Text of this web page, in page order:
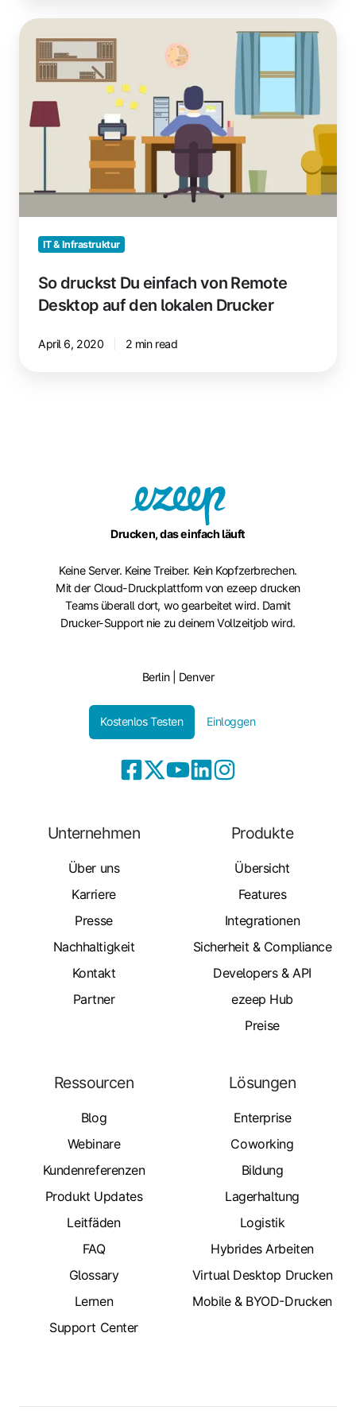
So
druckst
einfach
von
Remote
lokalen
Drucker
IT & Infrastruktur
So druckst Du einfach von Remote
Desktop auf den lokalen Drucker
April 6, 2020 2 min read
Drucken, das einfach läuft
Keine Server. Keine Treiber. Kein Kopfzerbrechen.
Mit der Cloud-Druckplattform von ezeep drucken
Teams überall dort, wo gearbeitet wird. Damit
Drucker-Support nie zu deinem Vollzeitjob wird.
Berlin | Denver
Kostenlos Testen Einloggen
Unternehmen
Über uns
Karriere
Presse
Nachhaltigkeit
Kontakt
Partner
Produkte
Übersicht
Features
Integrationen
Sicherheit & Compliance
Developers & API
ezeep Hub
Preise
Ressourcen
Blog
Webinare
Kundenreferenzen
Produkt Updates
Leitfäden
FAQ
Glossary
Lernen
Support Center
Lösungen
Enterprise
Coworking
Bildung
Lagerhaltung
Logistik
Hybrides Arbeiten
Virtual Desktop Drucken
Mobile & BYOD-Drucken